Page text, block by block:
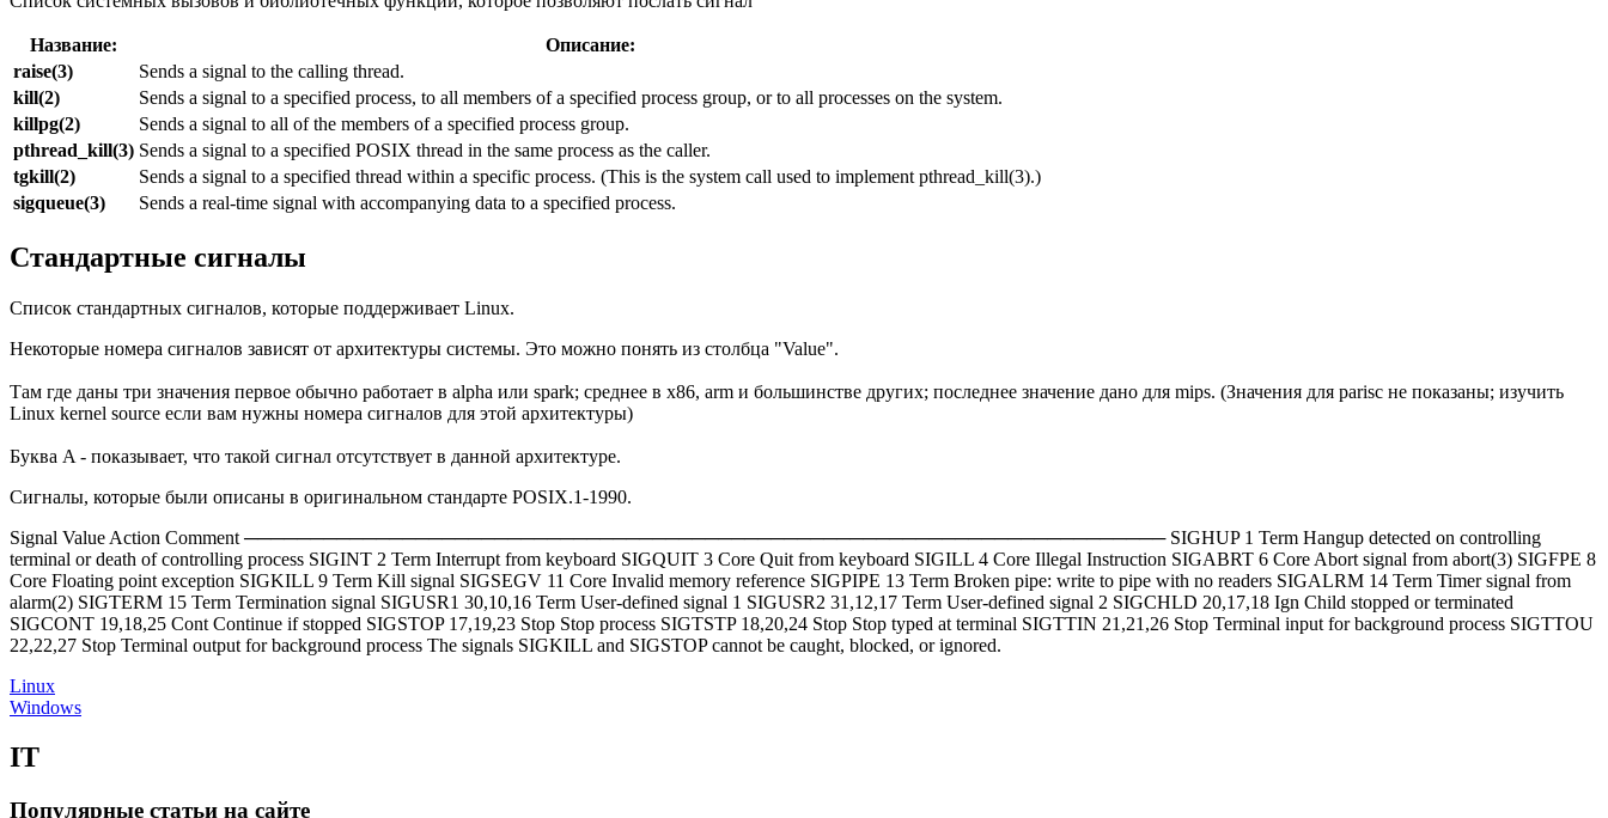
Название:
Описание:
raise(3)
Sends a signal to the calling thread.
kill(2)
Sends a signal to a specified process, to all members of a specified process group, or to all processes on the system.
killpg(2)
Sends a signal to all of the members of a specified process group.
pthread_kill(3) Sends a signal to a specified POSIX thread in the same process as the caller.
tgkill(2)
Sends a signal to a specified thread within a specific process. (This is the system call used to implement pthread_kill(3).)
sigqueue(3)
Sends a real-time signal with accompanying data to a specified process.
Стандартные сигналы
Список стандартных сигналов, которые поддерживает Linux.
Некоторые номера сигналов зависят от архитектуры системы. Это можно понять из столбца "Value".
Там где даны три значения первое обычно работает в alpha или spark; среднее в x86, arm и большинстве других; последнее значение дано для mips. (Значения для parisc не показаны; изучить
Linux kernel source если вам нужны номера сигналов для этой архитектуры)
Буква A - показывает, что такой сигнал отсутствует в данной архитектуре.
Сигналы, которые были описаны в оригинальном стандарте POSIX.1-1990.
Signal Value Action Comment ────────────────────────────────────────────────────────────────────── SIGHUP 1 Term Hangup detected on controlling
terminal or death of controlling process SIGINT 2 Term Interrupt from keyboard SIGQUIT 3 Core Quit from keyboard SIGILL 4 Core Illegal Instruction SIGABRT 6 Core Abort signal from abort(3) SIGFPE 8
Core Floating point exception SIGKILL 9 Term Kill signal SIGSEGV 11 Core Invalid memory reference SIGPIPE 13 Term Broken pipe: write to pipe with no readers SIGALRM 14 Term Timer signal from
alarm(2) SIGTERM 15 Term Termination signal SIGUSR1 30,10,16 Term User-defined signal 1 SIGUSR2 31,12,17 Term User-defined signal 2 SIGCHLD 20,17,18 Ign Child stopped or terminated
SIGCONT 19,18,25 Cont Continue if stopped SIGSTOP 17,19,23 Stop Stop process SIGTSTP 18,20,24 Stop Stop typed at terminal SIGTTIN 21,21,26 Stop Terminal input for background process SIGTTOU
22,22,27 Stop Terminal output for background process The signals SIGKILL and SIGSTOP cannot be caught, blocked, or ignored.
Linux
Windows
IT
Популярные статьи на сайте